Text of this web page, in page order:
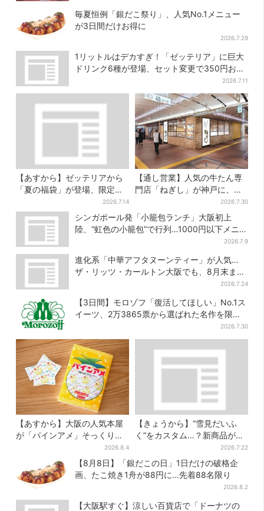
毎夏恒例「銀だこ祭り」、人気No.1メニュー
が3日間だけお得に
2026.7.29
1リットルはデカすぎ！「ゼッテリア」に巨大
ドリンク6種が登場、セット変更で350円お得
2026.7.11
【あすから】ゼッテリアから
「夏の福袋」が登場、限定グ
ッズ＆お得な3500円クーポン
付き
2026.7.14
【通し営業】人気の牛たん専
門店「ねぎし」が神戸に、
「想像しただけでお腹空
く…」SNSで喜びの声
2026.7.30
シンガポール発「小籠包ランチ」大阪初上
陸、“虹色の小籠包”で行列…1000円以下メニ
2026.7.9
進化系「中華アフタヌーンティー」が人気…
ザ・リッツ・カールトン大阪でも、8月末まで
2026.7.24
【3日間】モロゾフ「復活してほしい」No.1ス
イーツ、2万3865票から選ばれた名作を限定
2026.7.30
【あすから】大阪の人気本屋
が「パインアメ」そっくりの
ブックカバー開発、梅田で先
2026.8.4
【きょうから】“雪見だいふ
く”をカスタム…？新商品が初
登場！阪急うめだ「アイスフ
ェス」で6日間だけ
2026.7.22
【8月8日】「銀だこの日」1日だけの破格企
画、たこ焼き1舟が88円に…先着88名限り
2026.8.2
【大阪駅すぐ】涼しい百貨店で「ドーナツの